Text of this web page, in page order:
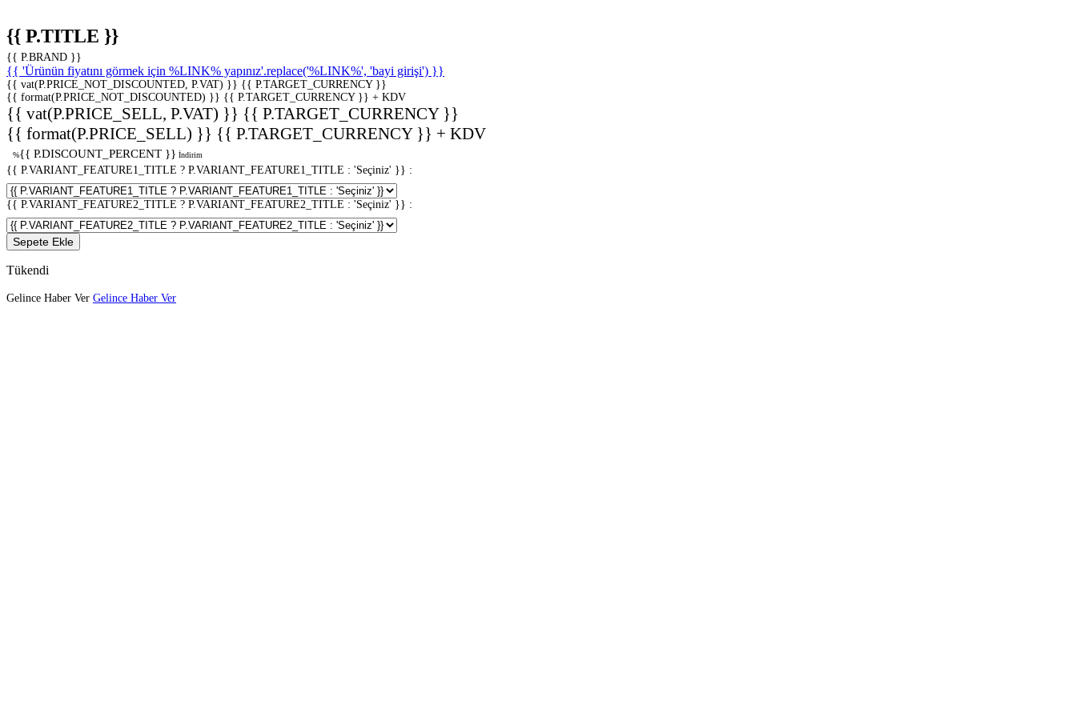
{{ P.TITLE }}
{{ P.BRAND }}
{{ 'Ürünün fiyatını görmek için %LINK% yapınız'.replace('%LINK%', 'bayi girişi') }}
{{ vat(P.PRICE_NOT_DISCOUNTED, P.VAT) }} {{ P.TARGET_CURRENCY }}
{{ format(P.PRICE_NOT_DISCOUNTED) }} {{ P.TARGET_CURRENCY }} + KDV
{{ vat(P.PRICE_SELL, P.VAT) }} {{ P.TARGET_CURRENCY }}
{{ format(P.PRICE_SELL) }} {{ P.TARGET_CURRENCY }} + KDV
%{{ P.DISCOUNT_PERCENT }} İndirim
{{ P.VARIANT_FEATURE1_TITLE ? P.VARIANT_FEATURE1_TITLE : 'Seçiniz' }} :
{{ P.VARIANT_FEATURE2_TITLE ? P.VARIANT_FEATURE2_TITLE : 'Seçiniz' }} :
Sepete Ekle
Tükendi
Gelince Haber Ver Gelince Haber Ver